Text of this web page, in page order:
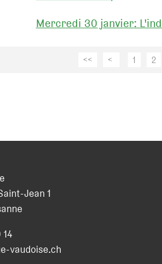
Mercredi 30 janvier:
<< < 1 2
Jean 1
14
vaudoise.ch